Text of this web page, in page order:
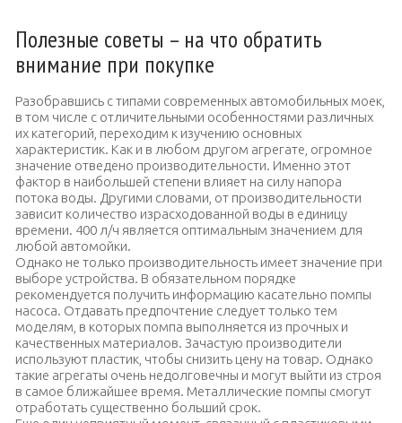
Полезные советы – на что обратить
внимание при покупке
Разобравшись с типами современных автомобильных моек,
в том числе с отличительными особенностями различных
их категорий, переходим к изучению основных
характеристик. Как и в любом другом агрегате, огромное
значение отведено производительности. Именно этот
фактор в наибольшей степени влияет на силу напора
потока воды. Другими словами, от производительности
зависит количество израсходованной воды в единицу
времени. 400 л/ч является оптимальным значением для
любой автомойки.
Однако не только производительность имеет значение при
выборе устройства. В обязательном порядке
рекомендуется получить информацию касательно помпы
насоса. Отдавать предпочтение следует только тем
моделям, в которых помпа выполняется из прочных и
качественных материалов. Зачастую производители
используют пластик, чтобы снизить цену на товар. Однако
такие агрегаты очень недолговечны и могут выйти из строя
в самое ближайшее время. Металлические помпы смогут
отработать существенно больший срок.